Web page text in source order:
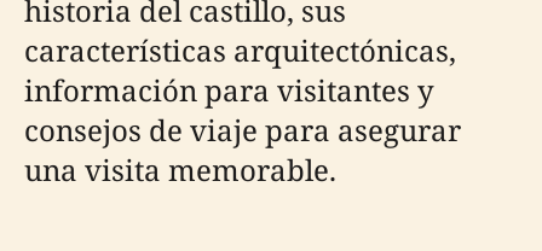
historia del castillo, sus
características arquitectónicas,
información para visitantes y
consejos de viaje para asegurar
una visita memorable.